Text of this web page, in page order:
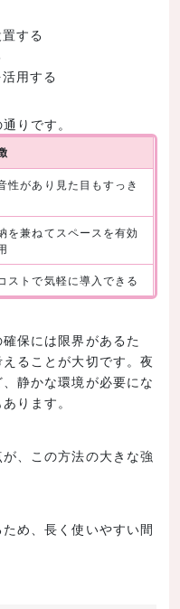
する
用する
りです。
性があり見た目もすっき
を兼ねてスペースを有効
ストで気軽に導入できる
保には限界があるた
ることが大切です。夜
静かな環境が必要にな
ります。
、この方法の大きな強
め、長く使いやすい間